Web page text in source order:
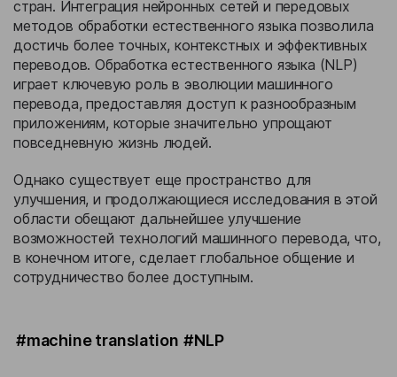
стран. Интеграция нейронных сетей и передовых
методов обработки естественного языка позволила
достичь более точных, контекстных и эффективных
переводов. Обработка естественного языка (NLP)
играет ключевую роль в эволюции машинного
перевода, предоставляя доступ к разнообразным
приложениям, которые значительно упрощают
повседневную жизнь людей.
Однако существует еще пространство для
улучшения, и продолжающиеся исследования в этой
области обещают дальнейшее улучшение
возможностей технологий машинного перевода, что,
в конечном итоге, сделает глобальное общение и
сотрудничество более доступным.
#machine translation #NLP